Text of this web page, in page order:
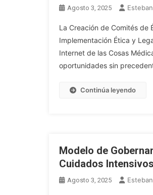
Agosto 3, 2025
La Creación de Comités de
Implementación Ética y
Internet de las Cosas
oportunidades sin
Continúa leyendo
Modelo de
Cuidados
Agosto 3, 2025